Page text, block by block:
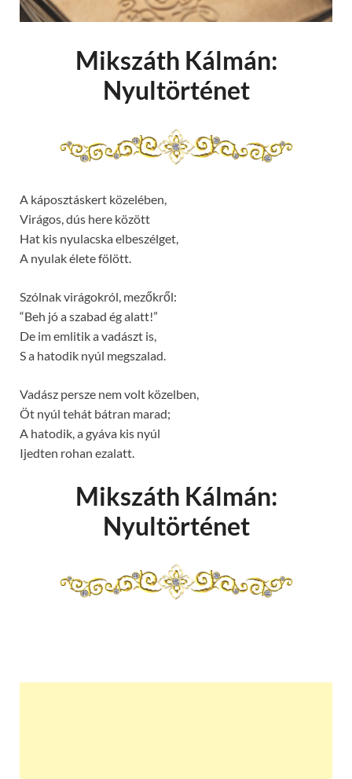
Mikszáth Kálmán:
Nyultörténet
A káposztáskert közelében,
Virágos, dús here között
Hat kis nyulacska elbeszélget,
A nyulak élete fölött.
Szólnak virágokról, mezőkről:
“Beh jó a szabad ég alatt!”
De im emlitik a vadászt is,
S a hatodik nyúl megszalad.
Vadász persze nem volt közelben,
Öt nyúl tehát bátran marad;
A hatodik, a gyáva kis nyúl
Ijedten rohan ezalatt.
Mikszáth Kálmán:
Nyultörténet